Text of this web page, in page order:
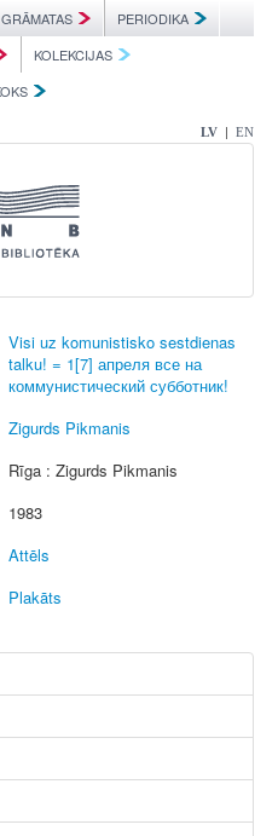
GRĀMATAS
PERIODIKA
KOLEKCIJAS
LV | EN
Visi uz komunistisko sestdienas
talku! = 1[7] апреля все на
коммунистический субботник!
Zigurds Pikmanis
Rīga : Zigurds Pikmanis
1983
Attēls
Plakāts